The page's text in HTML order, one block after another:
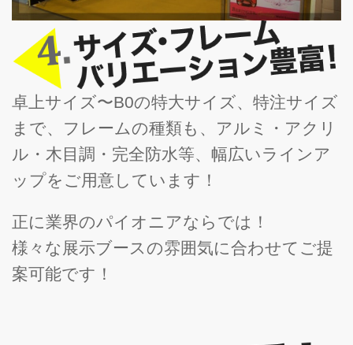
卓上サイズ〜B0の特大サイズ、特注サイズ
まで、フレームの種類も、アルミ・アクリ
ル・木目調・完全防水等、幅広いラインア
ップをご用意しています！
正に業界のパイオニアならでは！
様々な展示ブースの雰囲気に合わせてご提
案可能です！